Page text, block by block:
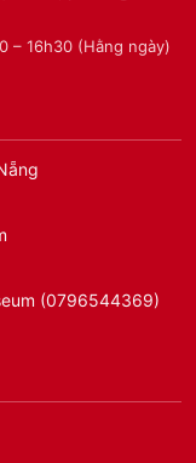
– 16h30 (Hằng ngày)
(0796544369)